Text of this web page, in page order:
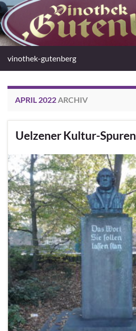
vinothek-gutenberg
APRIL 2022ARCHIV
Uelzener Kultur-Spuren